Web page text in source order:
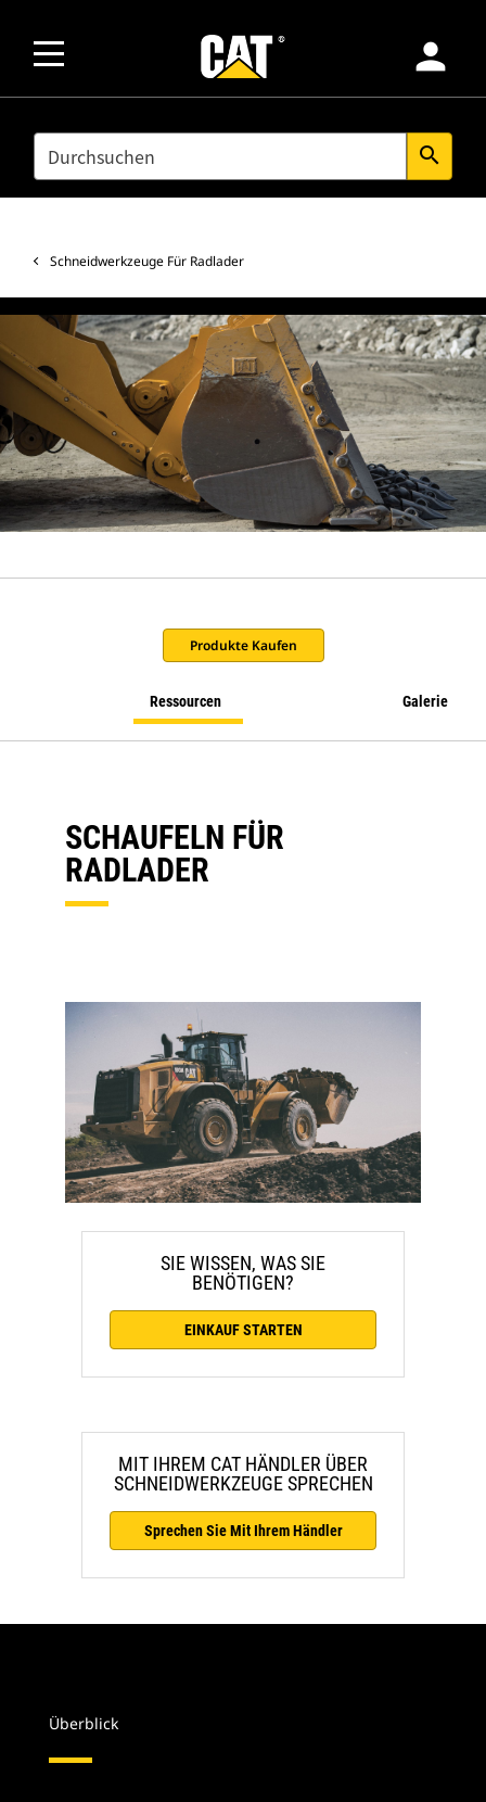
person
SEARCH search
Schneidwerkzeuge Für Radlader
Produkte Kaufen
Ressourcen Galerie
SCHAUFELN FÜR
RADLADER
SIE WISSEN, WAS SIE
BENÖTIGEN?
EINKAUF STARTEN
MIT IHREM CAT HÄNDLER ÜBER
SCHNEIDWERKZEUGE SPRECHEN
Sprechen Sie Mit Ihrem Händler
Überblick